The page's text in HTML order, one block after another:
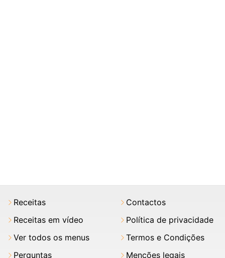
Receitas
Receitas em vídeo
Ver todos os menus
Perguntas
Contactos
Política de privacidade
Termos e Condições
Menções legais